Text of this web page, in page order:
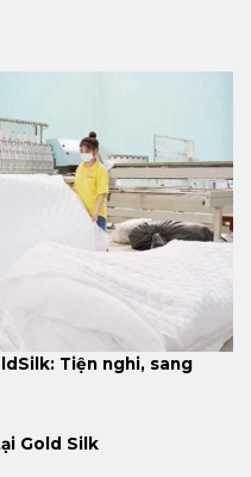
Tiện nghi, sang
Gold Silk